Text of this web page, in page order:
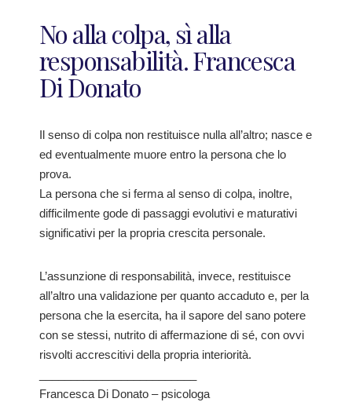
No alla colpa, sì alla
responsabilità. Francesca
Di Donato
Il senso di colpa non restituisce nulla all’altro; nasce e
ed eventualmente muore entro la persona che lo
prova.
La persona che si ferma al senso di colpa, inoltre,
difficilmente gode di passaggi evolutivi e maturativi
significativi per la propria crescita personale.
L’assunzione di responsabilità, invece, restituisce
all’altro una validazione per quanto accaduto e, per la
persona che la esercita, ha il sapore del sano potere
con se stessi, nutrito di affermazione di sé, con ovvi
risvolti accrescitivi della propria interiorità.
Francesca Di Donato – psicologa